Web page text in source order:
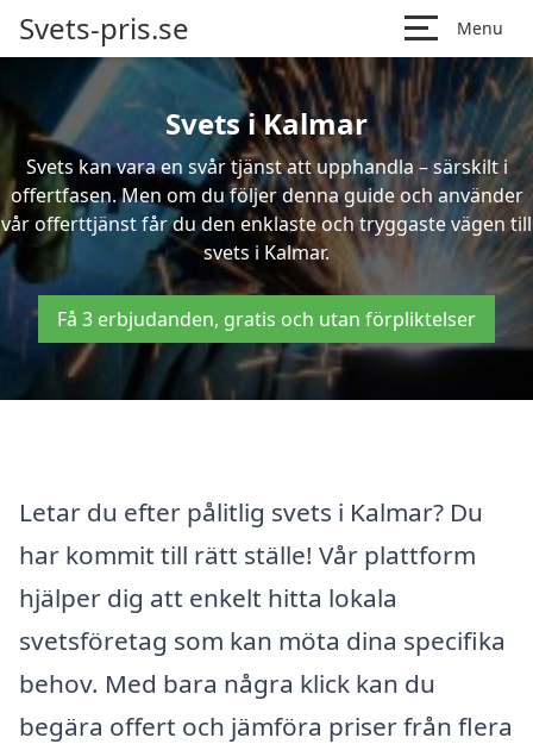
Svets-pris.se Menu
Svets i Kalmar
Svets kan vara en svår tjänst att upphandla – särskilt i
offertfasen. Men om du följer denna guide och använder
vår offerttjänst får du den enklaste och tryggaste vägen till
svets i Kalmar.
Få 3 erbjudanden, gratis och utan förpliktelser
Letar du efter pålitlig svets i Kalmar? Du
har kommit till rätt ställe! Vår plattform
hjälper dig att enkelt hitta lokala
svetsföretag som kan möta dina specifika
behov. Med bara några klick kan du
begära offert och jämföra priser från flera